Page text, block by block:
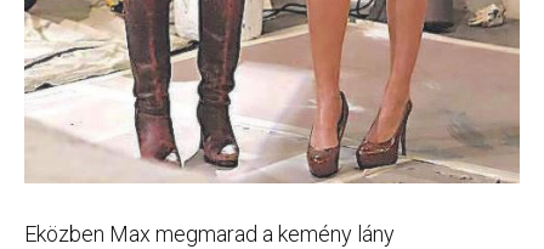
Eközben Max megmarad a kemény lány